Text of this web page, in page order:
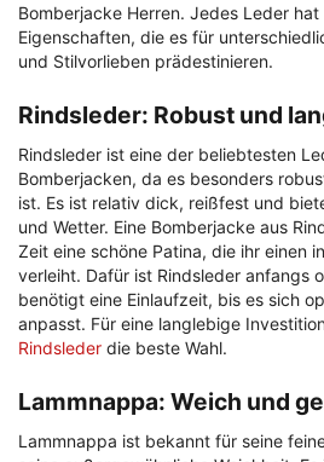
Bomberjacke Herren. Jedes Leder
Eigenschaften, die es für
und Stilvorlieben prädestinieren.
Rindsleder: Robust und
Rindsleder ist eine der beliebtesten
Bomberjacken, da es besonders
ist. Es ist relativ dick, reißfest und
und Wetter. Eine Bomberjacke aus
Zeit eine schöne Patina, die ihr einen
verleiht. Dafür ist Rindsleder anfangs
benötigt eine Einlaufzeit, bis es sich
anpasst. Für eine langlebige
Rindsleder die beste Wahl.
Lammnappa: Weich und
Lammnappa ist bekannt für seine